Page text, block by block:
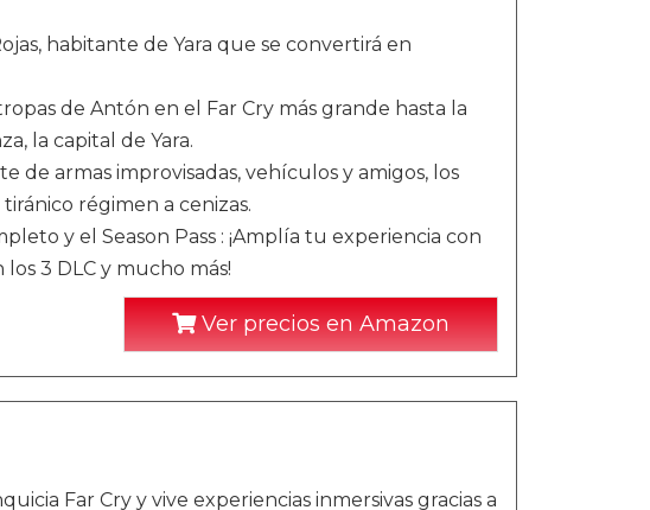
habitante de Yara que se convertirá en
de Antón en el Far Cry más grande hasta la
la capital de Yara.
de armas improvisadas, vehículos y amigos, los
régimen a cenizas.
y el Season Pass : ¡Amplía tu experiencia con
3 DLC y mucho más!
Ver precios en Amazon
Far Cry y vive experiencias inmersivas gracias a